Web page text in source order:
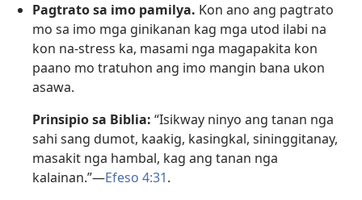
Pagtrato sa imo pamilya. Kon ano ang pagtrato
mo sa imo mga ginikanan kag mga utod ilabi na
kon na-stress ka, masami nga magapakita kon
paano mo tratuhon ang imo mangin bana ukon
asawa.
Prinsipio sa Biblia: “Isikway ninyo ang tanan nga
sahi sang dumot, kaakig, kasingkal, sininggitanay,
masakit nga hambal, kag ang tanan nga
kalainan.”—Efeso 4:31.